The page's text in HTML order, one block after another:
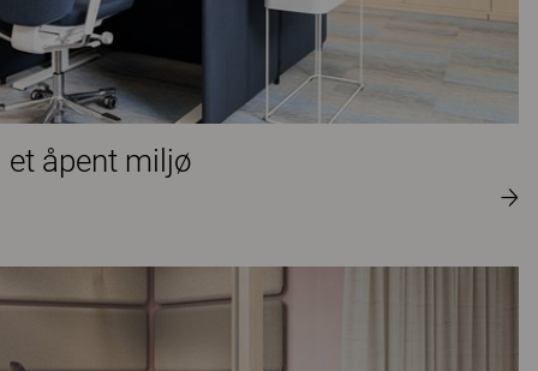
åpent miljø